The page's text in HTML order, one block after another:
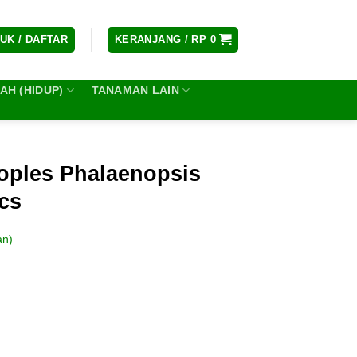
/ DAFTAR KERANJANG / RP 0
(HIDUP)
TANAMAN LAIN
Phalaenopsis